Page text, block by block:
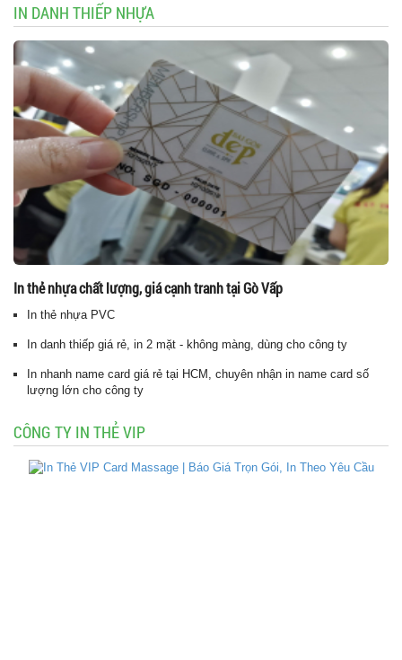
IN DANH THIẾP NHỰA
In thẻ nhựa chất lượng, giá cạnh tranh tại Gò Vấp
In thẻ nhựa PVC
In danh thiếp giá rẻ, in 2 mặt - không màng, dùng cho công ty
In nhanh name card giá rẻ tại HCM, chuyên nhận in name card số
lượng lớn cho công ty
CÔNG TY IN THẺ VIP